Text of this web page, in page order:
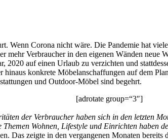
Wenn Corona nicht wäre. Die Pandemie hat
Verbraucher in den eigenen Wänden neue
2020 auf einen Urlaub zu verzichten und
konkrete Möbelanschaffungen auf dem
und Outdoor-Möbel sind begehrt.
[adrotate group=“3″]
der Verbraucher haben sich in den letzten
Themen Wohnen, Lifestyle und Einrichten haben
Das zeigte in den vergangenen Monaten